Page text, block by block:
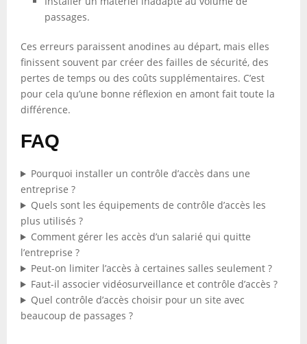
passages.
Ces erreurs paraissent anodines au départ, mais elles
finissent souvent par créer des failles de sécurité, des
pertes de temps ou des coûts supplémentaires. C’est
pour cela qu’une bonne réflexion en amont fait toute la
différence.
FAQ
Pourquoi installer un contrôle d’accès dans une
entreprise ?
Quels sont les équipements de contrôle d’accès les
plus utilisés ?
Comment gérer les accès d’un salarié qui quitte
l’entreprise ?
Peut-on limiter l’accès à certaines salles seulement ?
Faut-il associer vidéosurveillance et contrôle d’accès ?
Quel contrôle d’accès choisir pour un site avec
beaucoup de passages ?